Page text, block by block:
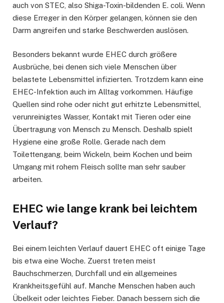
auch von STEC, also Shiga-Toxin-bildenden E. coli. Wenn
diese Erreger in den Körper gelangen, können sie den
Darm angreifen und starke Beschwerden auslösen.
Besonders bekannt wurde EHEC durch größere
Ausbrüche, bei denen sich viele Menschen über
belastete Lebensmittel infizierten. Trotzdem kann eine
EHEC-Infektion auch im Alltag vorkommen. Häufige
Quellen sind rohe oder nicht gut erhitzte Lebensmittel,
verunreinigtes Wasser, Kontakt mit Tieren oder eine
Übertragung von Mensch zu Mensch. Deshalb spielt
Hygiene eine große Rolle. Gerade nach dem
Toilettengang, beim Wickeln, beim Kochen und beim
Umgang mit rohem Fleisch sollte man sehr sauber
arbeiten.
EHEC wie lange krank bei leichtem
Verlauf?
Bei einem leichten Verlauf dauert EHEC oft einige Tage
bis etwa eine Woche. Zuerst treten meist
Bauchschmerzen, Durchfall und ein allgemeines
Krankheitsgefühl auf. Manche Menschen haben auch
Übelkeit oder leichtes Fieber. Danach bessern sich die